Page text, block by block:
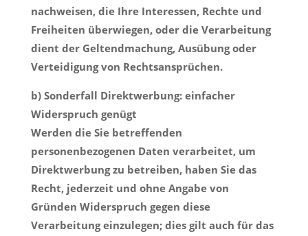
nachweisen, die Ihre Interessen, Rechte und
Freiheiten überwiegen, oder die Verarbeitung
dient der Geltendmachung, Ausübung oder
Verteidigung von Rechtsansprüchen.
b) Sonderfall Direktwerbung: einfacher
Widerspruch genügt
Werden die Sie betreffenden
personenbezogenen Daten verarbeitet, um
Direktwerbung zu betreiben, haben Sie das
Recht, jederzeit und ohne Angabe von
Gründen Widerspruch gegen diese
Verarbeitung einzulegen; dies gilt auch für das